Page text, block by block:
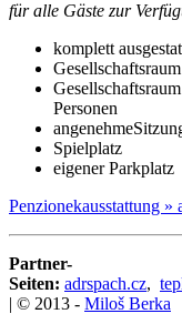
für alle Gäste zur
komplett
Personen
Spielplatz
eigener Parkplatz
Penzionekausstattung »
Partner-
Seiten: adrspach.cz,
| © 2013 - Miloš Berka